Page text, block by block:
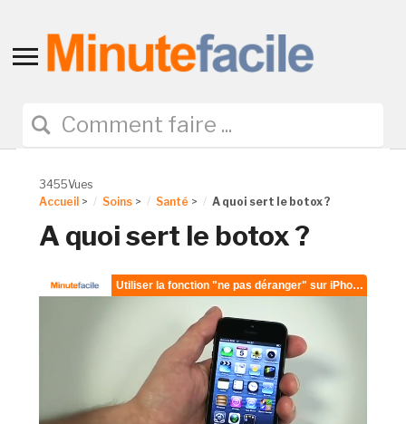
Toggle
navigation
3455Vues
Accueil > Soins > Santé > A quoi sert le botox ?
A quoi sert le botox ?